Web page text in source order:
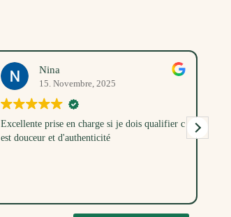
Nina
15. Novembre, 2025
Excellente prise en charge si je dois qualifier c
est douceur et d'authenticité